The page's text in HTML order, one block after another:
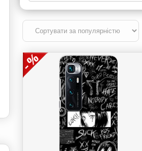
Samsung
Huawei
Realme
TECNO
OnePlus
Google
Infinix
Sony
Motorola